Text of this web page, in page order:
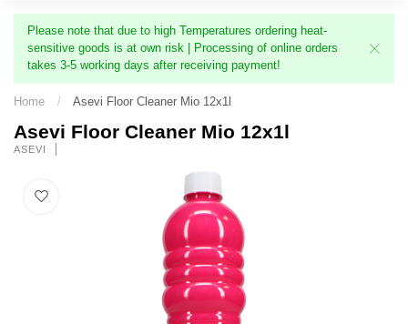
Please note that due to high Temperatures ordering heat-
sensitive goods is at own risk | Processing of online orders
takes 3-5 working days after receiving payment!
Home / Asevi Floor Cleaner Mio 12x1l
Asevi Floor Cleaner Mio 12x1l
ASEVI